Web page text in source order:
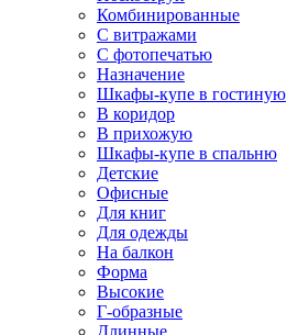
Комбинированные
С витражами
С фотопечатью
Назначение
Шкафы-купе в гостиную
В коридор
В прихожую
Шкафы-купе в спальню
Детские
Офисные
Для книг
Для одежды
На балкон
Форма
Высокие
Г-образные
Длинные